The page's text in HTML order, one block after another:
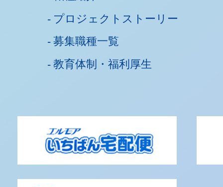
プロジェクトストーリー
募集職種一覧
教育体制・福利厚生